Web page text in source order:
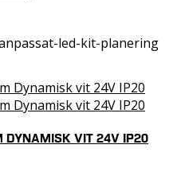
DYNAMISK VIT 24V IP20